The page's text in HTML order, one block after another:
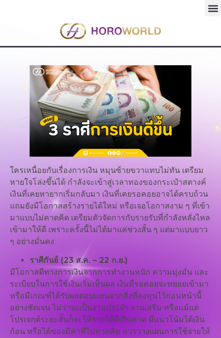
ใครเหนื่อยกับเรื่องการเงิน หมุนซ้ายขวาแทบไม่ทัน เตรียม
หายใจโล่งขึ้นได้ กำลังจะเข้าสู่เวลาทองของกระเป๋าสตางค์
เงินที่เคยหายากเริ่มกลับมา เงินที่เคยรอคอยอาจได้ครบถ้วน
แถมยังมีโอกาสสร้างรายได้ใหม่ หรือเจอโอกาสงาม ๆ ที่เข้า
มาแบบไม่คาดคิด เตรียมตัวจัดการกับรายรับที่กำลังหลั่งไหล
เข้ามาให้ดี เพราะครั้งนี้ไม่ได้มาแค่ช่วงสั้น ๆ แต่มาแบบยาว
ๆ อย่างมั่นคง
ราศีกันย์ (23 ส.ค. – 22 ก.ย.)
มีโอกาสดีทางการเงินจากการทำงานหนัก ความมุ่งมั่น และ
ระเบียบในการใช้เงินเริ่มเห็นผล เงินที่รอคอยจะทยอยเข้ามา
หรือมีเกณฑ์ได้รับผลตอบแทนจากสิ่งที่ลงทุนไว้ก่อนหน้านี้
อย่างชัดเจน ไม่ว่าจะเป็นงานประจำ งานเสริม หรือแม้แต่
โปรเจกต์ระยะสั้นก็จะให้รายได้ดีเกินคาด มีแนวโน้มได้เงิน
ก้อน หรือได้ของมีค่าที่ไม่คาดคิด ควรวางแผนการใช้จ่ายให้